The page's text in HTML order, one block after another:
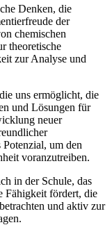
Denken, die
der
chemischen
theoretische
zur Analyse und
uns ermöglicht, die
und Lösungen für
neuer
um den
voranzutreiben.
in der Schule, das
Fähigkeit fördert, die
und aktiv zur